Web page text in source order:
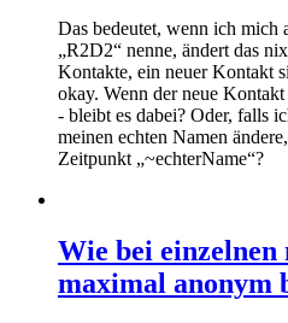
Das bedeutet, wenn ich mich
„R2D2“ nenne, ändert das
Kontakte, ein neuer Kontakt
okay. Wenn der neue
- bleibt es dabei? Oder, falls
meinen echten Namen
Zeitpunkt „~echterName“?
Wie bei
maximal anonym